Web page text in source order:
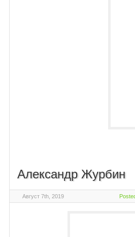
Александр Журбин
Август 7th, 2019